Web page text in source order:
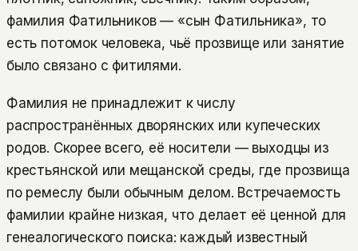
фамилия Фатильников — «сын Фатильника», то
есть потомок человека, чьё прозвище или занятие
было связано с фитилями.
Фамилия не принадлежит к числу
распространённых дворянских или купеческих
родов. Скорее всего, её носители — выходцы из
крестьянской или мещанской среды, где прозвища
по ремеслу были обычным делом. Встречаемость
фамилии крайне низкая, что делает её ценной для
генеалогического поиска: каждый известный